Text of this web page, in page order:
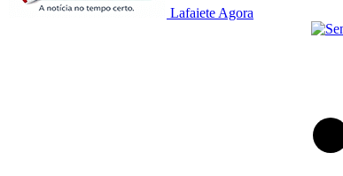
Lafaiete Agora